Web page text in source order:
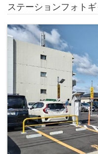
ステーションフォト